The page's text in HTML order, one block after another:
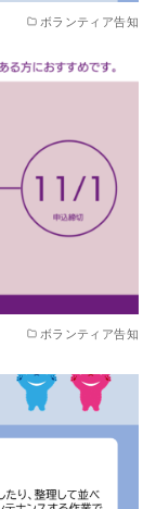
ボランティア告知
ボランティア告知